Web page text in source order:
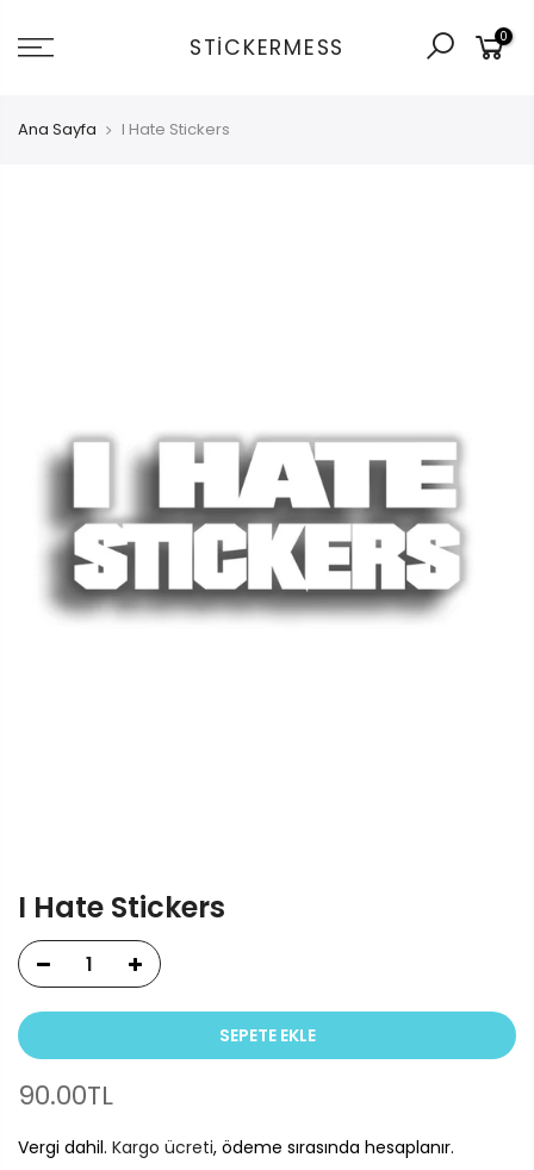
git
STICKERMESS 0
Ana Sayfa I Hate Stickers
I Hate Stickers
SEPETE EKLE
90.00TL
Vergi dahil. Kargo ücreti, ödeme sırasında hesaplanır.